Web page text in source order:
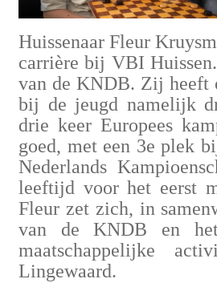
Huissenaar Fleur
carrière bij VBI
van de KNDB. Zij heeft
bij de jeugd namelijk
drie keer Europees
goed, met een 3e plek
Nederlands
leeftijd voor het eerst
Fleur zet zich, in
van de KNDB en
maatschappelijke
Lingewaard.